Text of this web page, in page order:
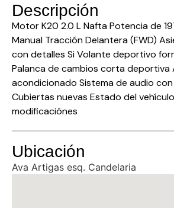
Descripción
Motor K20 2.0 L Nafta Potencia de
Manual Tracción Delantera (FWD)
con detalles Si Volante deportivo
Palanca de cambios corta deportiva
acondicionado Sistema de audio
Cubiertas nuevas Estado del
modificaciónes
Ubicación
Ava Artigas esq. Candelaria